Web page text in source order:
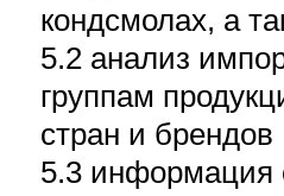
кондсмолах, а
5.2 анализ
группам
стран и брендов
5.3 информация